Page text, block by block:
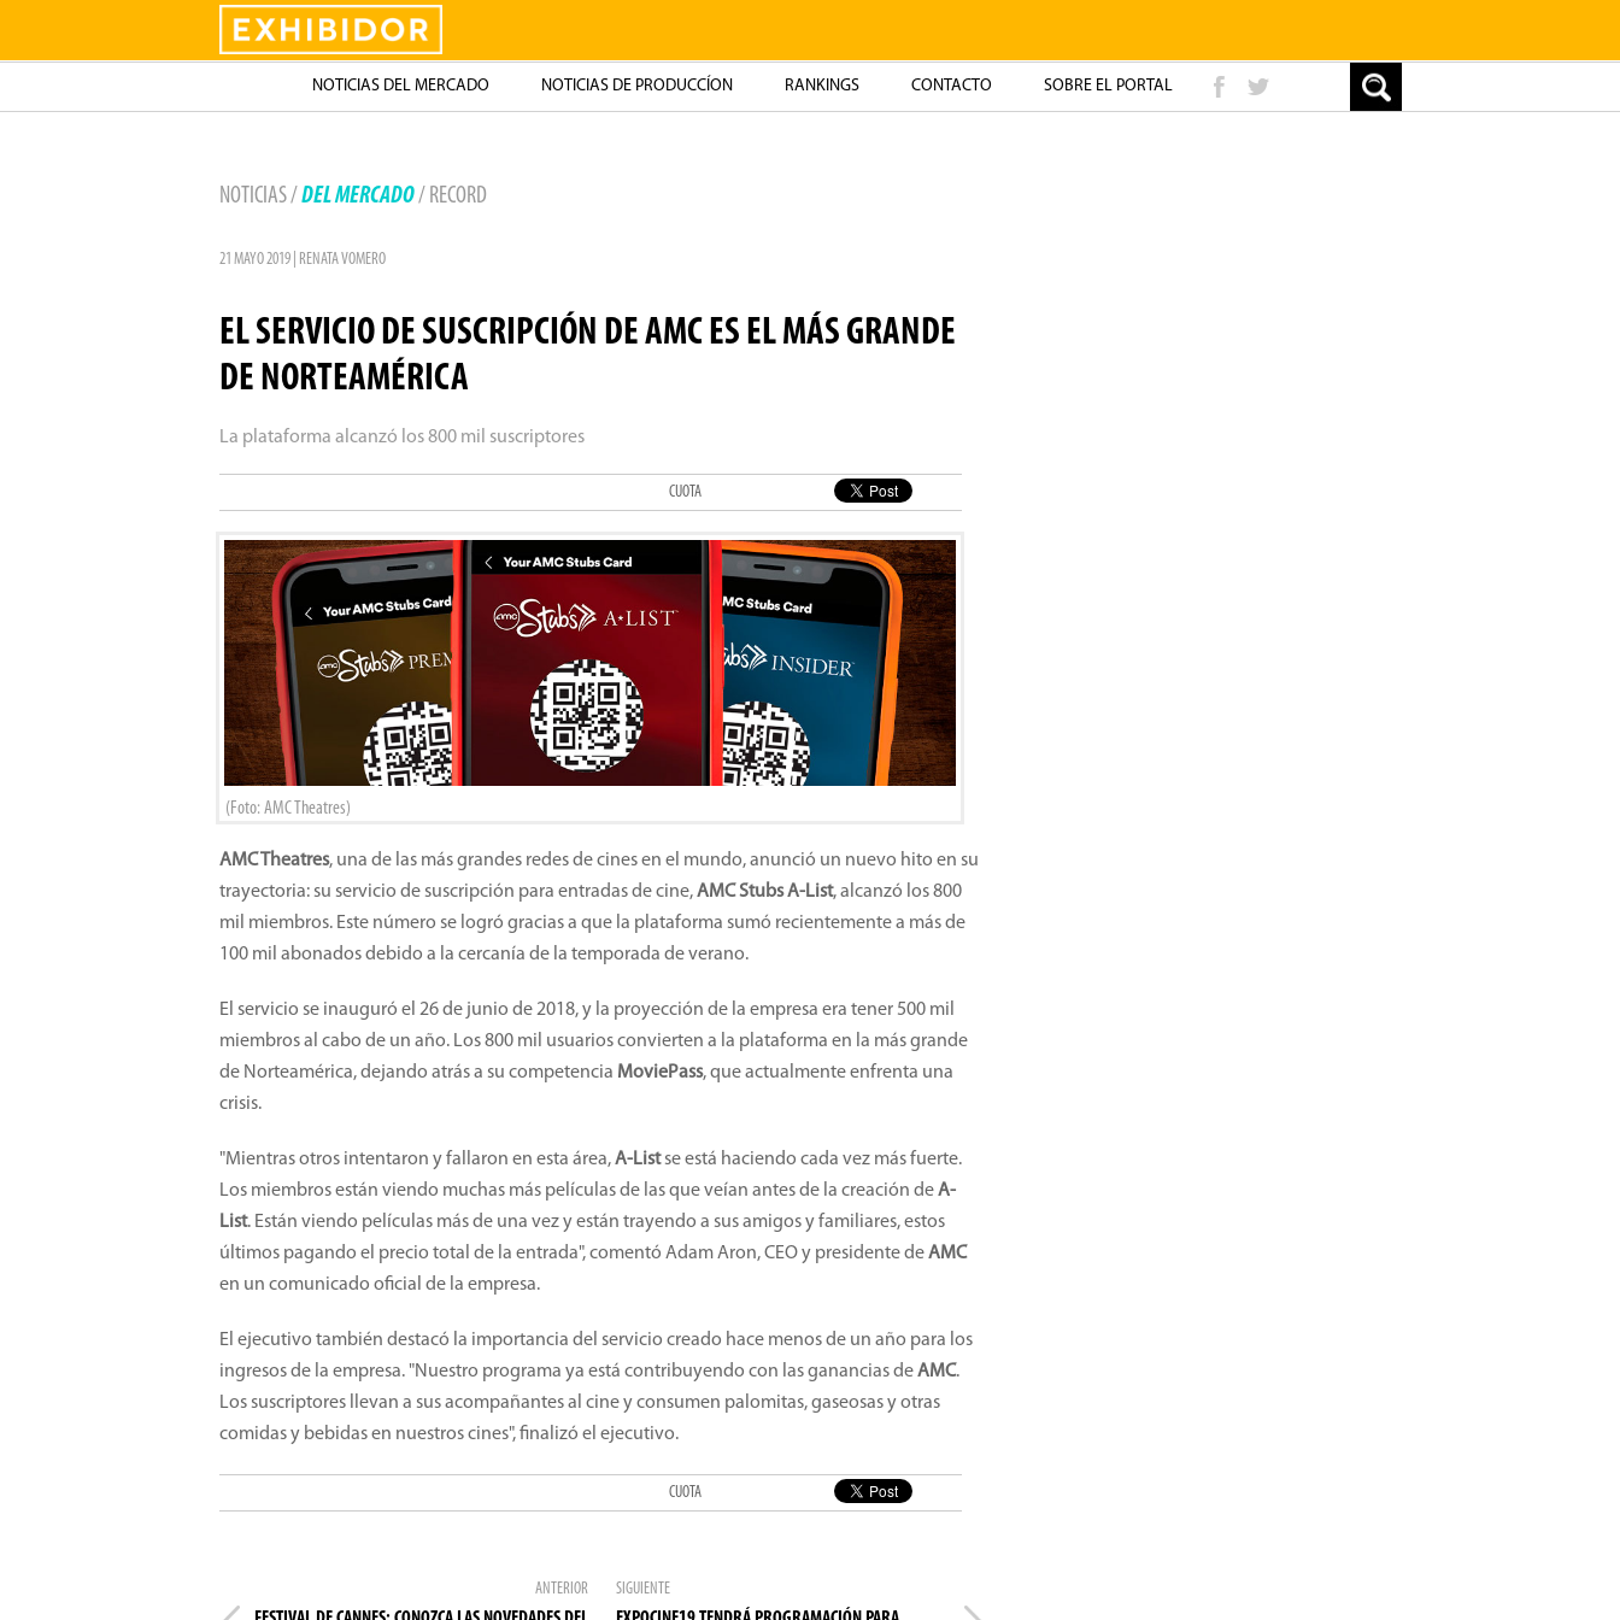
Exhibidor
NOTICIAS DEL MERCADO NOTICIAS DE PRODUCCÍON RANKINGS CONTACTO SOBRE EL PORTAL
NOTICIAS / DEL MERCADO/ RECORD
21 MAYO 2019 | RENATA VOMERO
EL SERVICIO DE SUSCRIPCIÓN DE AMC ES EL MÁS GRANDE
DE NORTEAMÉRICA
La plataforma alcanzó los 800 mil suscriptores
CUOTA
(Foto: AMC Theatres)
AMC Theatres, una de las más grandes redes de cines en el mundo, anunció un nuevo hito en su
trayectoria: su servicio de suscripción para entradas de cine,AMC Stubs A-List, alcanzó los 800
mil miembros. Este número se logró gracias a que la plataforma sumó recientemente a más de
100 mil abonados debido a la cercanía de la temporada de verano.
El servicio se inauguró el 26 de junio de 2018, y la proyección de la empresa era tener 500 mil
miembros al cabo de un año. Los 800 mil usuarios convierten a la plataforma en la más grande
de Norteamérica, dejando atrás a su competencia MoviePass, que actualmente enfrenta una
crisis.
"Mientras otros intentaron y fallaron en esta área,A-Listse está haciendo cada vez más fuerte.
Los miembros están viendo muchas más películas de las que veían antes de la creación deA-
List. Están viendo películas más de una vez y están trayendo a sus amigos y familiares, estos
últimos pagando el precio total de la entrada", comentó Adam Aron, CEO y presidente deAMC
en un comunicado oficial de la empresa.
El ejecutivo también destacó la importancia del servicio creado hace menos de un año para los
ingresos de la empresa. "Nuestro programa ya está contribuyendo con las ganancias deAMC.
Los suscriptores llevan a sus acompañantes al cine y consumen palomitas, gaseosas y otras
comidas y bebidas en nuestros cines", finalizó el ejecutivo.
CUOTA
ANTERIOR SIGUIENTE